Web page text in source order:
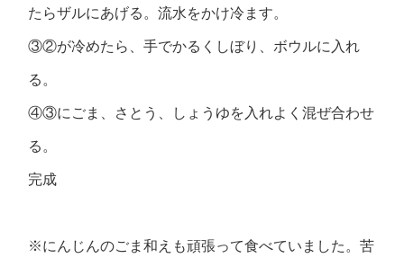
たらザルにあげる。流水をかけ冷ます。
③②が冷めたら、手でかるくしぼり、ボウルに入れ
る。
④③にごま、さとう、しょうゆを入れよく混ぜ合わせ
る。
完成
※にんじんのごま和えも頑張って食べていました。苦